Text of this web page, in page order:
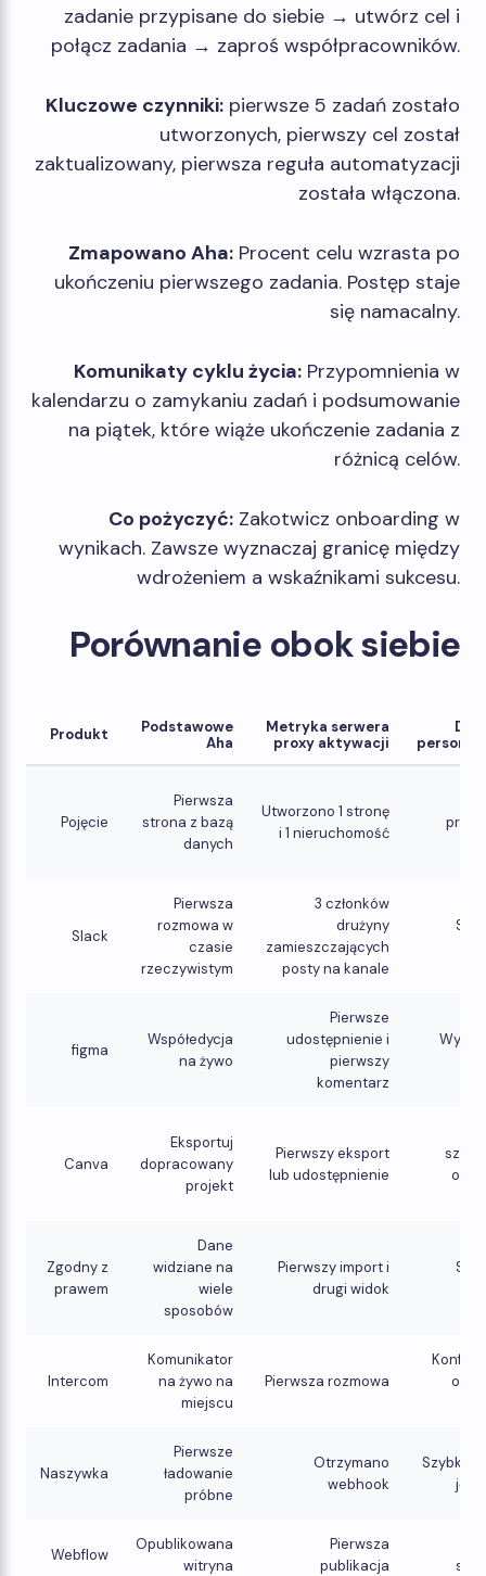
zadanie przypisane do siebie → utwórz cel i
połącz zadania → zaproś współpracowników.
Kluczowe czynniki: pierwsze 5 zadań zostało
utworzonych, pierwszy cel został
zaktualizowany, pierwsza reguła automatyzacji
została włączona.
Zmapowano Aha: Procent celu wzrasta po
ukończeniu pierwszego zadania. Postęp staje
się namacalny.
Komunikaty cyklu życia: Przypomnienia w
kalendarzu o zamykaniu zadań i podsumowanie
na piątek, które wiąże ukończenie zadania z
różnicą celów.
Co pożyczyć: Zakotwicz onboarding w
wynikach. Zawsze wyznaczaj granicę między
wdrożeniem a wskaźnikami sukcesu.
Porównanie obok siebie
Produkt
Podstawowe
Aha
Metryka serwera
proxy aktywacji
Pojęcie
Pierwsza
strona z bazą
danych
Utworzono 1 stronę
i 1 nieruchomość
Slack
Pierwsza
rozmowa w
czasie
rzeczywistym
3 członków
drużyny
zamieszczających
posty na kanale
figma
Współedycja
na żywo
Pierwsze
udostępnienie i
pierwszy
komentarz
Canva
Eksportuj
dopracowany
projekt
Pierwszy eksport
lub udostępnienie
Zgodny z
prawem
Dane
widziane na
wiele
sposobów
Pierwszy import i
drugi widok
Intercom
Komunikator
na żywo na
miejscu
Pierwsza rozmowa
Naszywka
Pierwsze
ładowanie
próbne
Otrzymano
webhook
Szybkie
Webflow
Opublikowana
witryna
Pierwsza
publikacja